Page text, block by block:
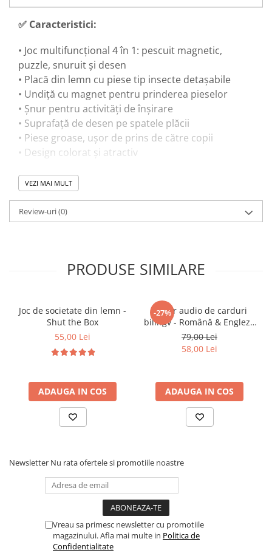
Trenulete & Seturi Feroviare
Invatare prin Joaca
✅ Caracteristici:
• Joc multifuncțional 4 în 1: pescuit magnetic,
puzzle, snuruit și desen
• Placă din lemn cu piese tip insecte detașabile
• Undiță cu magnet pentru prinderea pieselor
• Șnur pentru activități de înșirare
• Suprafață de desen pe spatele plăcii
• Piese groase, ușor de prins de către copii
• Design colorat și atractiv
🎓 Beneficii educaționale:
• Dezvoltă motricitatea fină și coordonarea mână-
• Dezvoltă răbdarea și perseverența
• Susține dezvoltarea senzorială prin activități
• Încurajează creativitatea prin desen și joc liber
🎯 Ideal pentru:
• Joacă individuală sau în familie
• Cadouri interactive și utile
VEZI MAI MULT
Review-uri(0)
PRODUSE SIMILARE
Joc de societate din lemn -
Shut the Box
55,00 Lei
ADAUGA IN COS
-27%
Cititor audio de carduri
bilingv - Română & Engleză
Albastru (224 carduri / 448
cuvinte)
79,00 Lei
58,00 Lei
ADAUGA IN COS
Newsletter Nu rata ofertele si promotiile noastre
Vreau sa primesc newsletter cu promotiile
magazinului. Afla mai multe in Politica de
Confidentialitate